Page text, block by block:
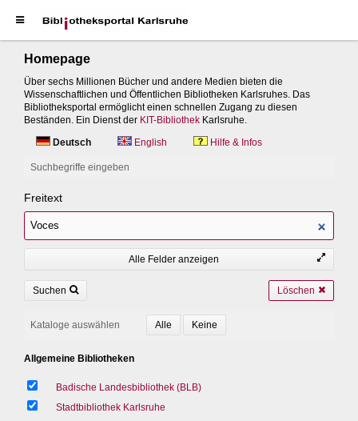
Homepage
Über sechs Millionen Bücher und andere Medien bieten die
Wissenschaftlichen und Öffentlichen Bibliotheken Karlsruhes. Das
Bibliotheksportal ermöglicht einen schnellen Zugang zu diesen
Beständen. Ein Dienst der KIT-Bibliothek Karlsruhe.
Deutsch
English Hilfe & Infos
Suchbegriffe eingeben
Freitext
Alle Felder anzeigen
Suchen Löschen
Kataloge auswählen
Allgemeine Bibliotheken
Badische Landesbibliothek (BLB)
Stadtbibliothek Karlsruhe